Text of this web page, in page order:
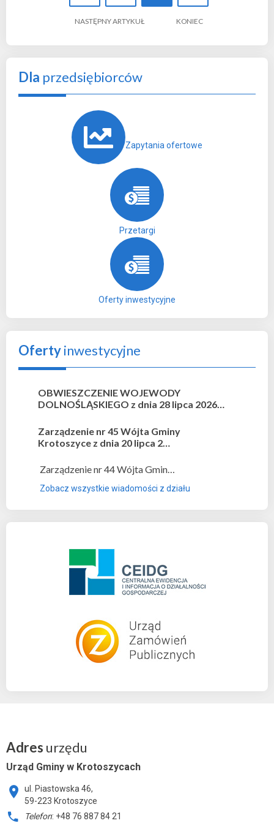
NASTĘPNY ARTYKUŁ KONIEC
Dla przedsiębiorców
Zapytania ofertowe
Przetargi
Oferty inwestycyjne
Ofertyinwestycyjne
OBWIESZCZENIE WOJEWODY
DOLNOŚLĄSKIEGO z dnia 28 lipca 2026…
Zarządzenie nr 45 Wójta Gminy
Krotoszyce z dnia 20 lipca 2…
Zarządzenie nr 44 Wójta Gmin…
Zobacz wszystkie wiadomości z działu
Adres urzędu
Urząd Gminy w Krotoszycach
ul. Piastowska 46,
59-223 Krotoszyce
Telefon: +48 76 887 84 21